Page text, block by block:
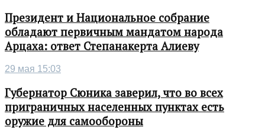
Президент и Национальное собрание
обладают первичным мандатом народа
Арцаха: ответ Степанакерта Алиеву
29 мая 15:03
Губернатор Сюника заверил, что во всех
приграничных населенных пунктах есть
оружие для самообороны